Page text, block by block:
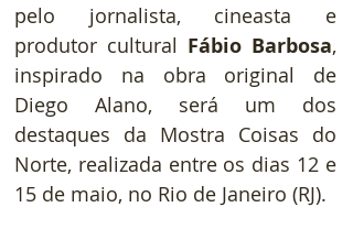
pelo jornalista, cineasta e
produtor cultural Fábio Barbosa,
inspirado na obra original de
Diego Alano, será um dos
destaques da Mostra Coisas do
Norte, realizada entre os dias 12 e
15 de maio, no Rio de Janeiro (RJ).